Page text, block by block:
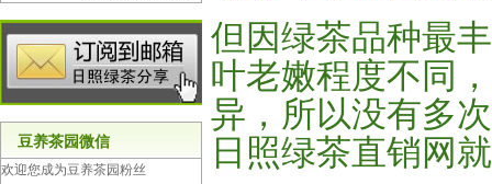
豆养茶园微信
欢迎您成为豆养茶园粉丝
但因绿茶品种最
叶老嫩程度不同
异，所以没有多
日照绿茶直销网